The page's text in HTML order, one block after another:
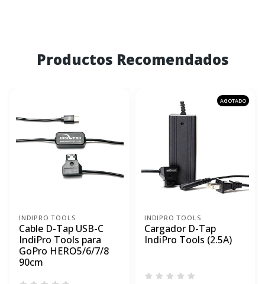
Productos Recomendados
INDIPRO TOOLS
Cable D-Tap USB-C
IndiPro Tools para
GoPro HERO5/6/7/8
90cm
AGOTADO
INDIPRO TOOLS
Cargador D-Tap
IndiPro Tools (2.5A)